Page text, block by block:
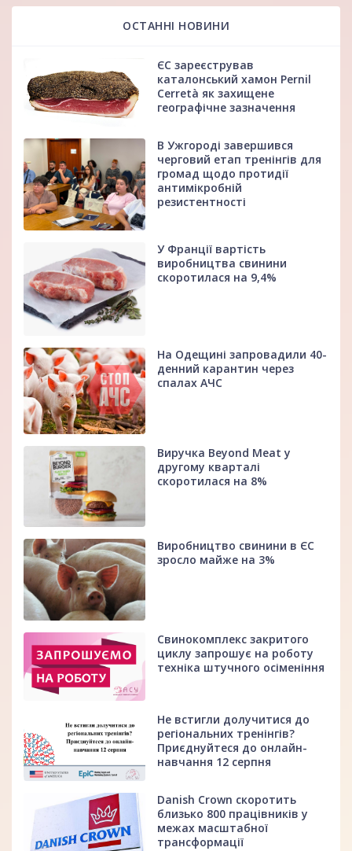
ОСТАННІ НОВИНИ
ЄС зареєстрував
каталонський хамон Pernil
Cerretà як захищене
географічне зазначення
В Ужгороді завершився
черговий етап тренінгів для
громад щодо протидії
антимікробній
резистентності
У Франції вартість
виробництва свинини
скоротилася на 9,4%
На Одещині запровадили 40-
денний карантин через
спалах АЧС
Виручка Beyond Meat у
другому кварталі
скоротилася на 8%
Виробництво свинини в ЄС
зросло майже на 3%
Свинокомплекс закритого
циклу запрошує на роботу
техніка штучного осіменіння
Не встигли долучитися до
регіональних тренінгів?
Приєднуйтеся до онлайн-
навчання 12 серпня
Danish Crown скоротить
близько 800 працівників у
межах масштабної
трансформації